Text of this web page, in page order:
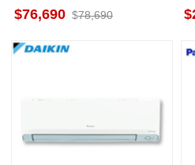
冷暖 冷氣 RAS-81YSP
76,690 78,690